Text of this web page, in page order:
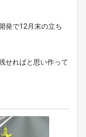
発で12月末の立ち
せればと思い作って